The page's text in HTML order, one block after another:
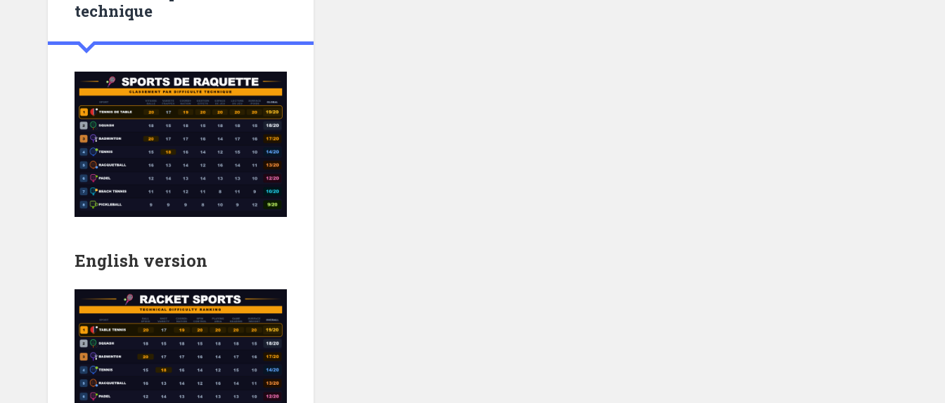
technique
English version